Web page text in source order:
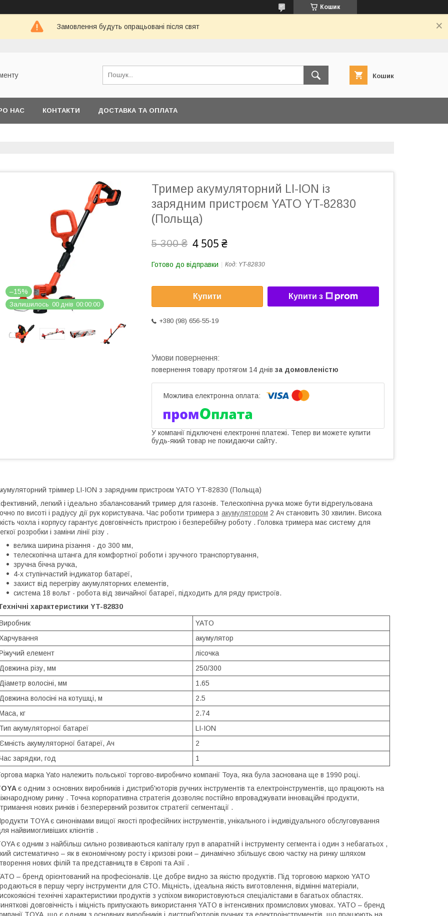
Кошик
Замовлення будуть опрацьовані після свят
Кошик
НАС КОНТАКТИ ДОСТАВКА ТА ОПЛАТА
–15%
Залишилось 00 днів 00 00 00
Тример акумуляторний LI-ION із
зарядним пристроєм YATO YT-82830
(Польща)
5 300 ₴ 4 505 ₴
Готово до відправки Код: YT-82830
Купити Купити з
+380 (98) 656-55-19
повернення товару протягом 14 днів за домовленістю
У компанії підключені електронні платежі. Тепер ви можете купити
будь-який товар не покидаючи сайту.
тріммер LI-ION з зарядним пристроєм YATO YT-82830 (Польща)
легкий і ідеально збалансований тример для газонів. Телескопічна ручка може бути відрегульована
по висоті і радіусу дії рук користувача. Час роботи тримера з акумулятором 2 Ач становить 30 хвилин. Висока
чохла і корпусу гарантує довговічність пристрою і безперебійну роботу . Головка тримера має систему для
розробки і заміни лінії різу .
велика ширина різання - до 300 мм,
телескопічна штанга для комфортної роботи і зручного транспортування,
зручна бічна ручка,
4-х ступінчастий індикатор батареї,
захист від перегріву акумуляторних елементів,
система 18 вольт - робота від звичайної батареї, підходить для ряду пристроїв.
характеристики YT-82830
YATO
Харчування
акумулятор
елемент
лісочка
Довжина різу, мм
250/300
Діаметр волосіні, мм
1.65
Довжина волосіні на котушці, м
2.5
кг
2.74
Тип акумуляторної батареї
LI-ION
Ємність акумуляторної батареї, Ач
2
зарядки, год
1
марка Yato належить польської торгово-виробничо компанії Toya, яка була заснована ще в 1990 році.
є одним з основних виробників і дистриб'юторів ручних інструментів та електроінструментів, що працюють на
ринку . Точна корпоративна стратегія дозволяє постійно впроваджувати інноваційні продукти,
нових ринків і безперервний розвиток стратегії сегментації .
TOYA є синонімами вищої якості професійних інструментів, унікального і індивідуального обслуговування
найвимогливіших клієнтів .
є одним з найбільш сильно розвиваються капіталу груп в апаратній і інструменту сегмента і один з небагатьох ,
систематично – як в економічному росту і кризові роки – динамічно збільшує свою частку на ринку шляхом
нових філій та представництв в Європі та Азії .
– бренд орієнтований на професіоналів. Це добре видно за якістю продуктів. Під торговою маркою YATO
в першу чергу інструменти для СТО. Міцність, ідеальна якість виготовлення, відмінні матеріали,
технічні характеристики продуктів з успіхом використовуються спеціалістами в багатьох областях.
довговічність і міцність припускають використання YATO в інтенсивних промислових умовах. YATO – бренд
TOYA, що є одним з основних виробників і дистриб'юторів ручних та електроінструментів, що працюють на